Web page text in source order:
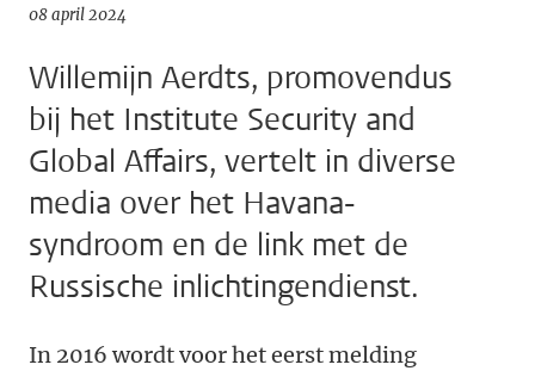
08 april 2024
Willemijn Aerdts, promovendus
bij het Institute Security and
Global Affairs, vertelt in diverse
media over het Havana-
syndroom en de link met de
Russische inlichtingendienst.
In 2016 wordt voor het eerst melding